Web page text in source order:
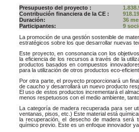
Presupuesto del proyecto :
Contribución financiera de la CE :
Duración:
36
Participantes:
9
La promoción de una gestión sostenible de
estratégicos sobre los que desarrollar nuevas
Este proyecto, en consonancia con los
la eficiencia de los recursos a través de la
productos basados en compuestos
para la utilización de otros productos eco-
Por otra parte, el proyecto proporcionará un
de caucho y desarrollará un nuevo producto
El uso de estos productos incrementará el
menos respetuosos con el medio ambiente,
La categoría de madera recuperada para ser
ventanas, pisos, etc.) Este material está
la recuperación, el desecho de madera será
químico previo. Este es un enfoque innovador